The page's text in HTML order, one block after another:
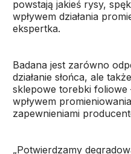
powstają jakieś rysy,
wpływem działania
ekspertka.
Badana jest zarówno
działanie słońca, ale
sklepowe torebki foliowe
wpływem
zapewnieniami
„Potwierdzamy